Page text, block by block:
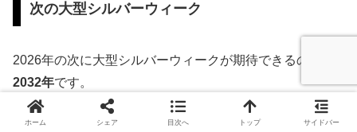
次の大型シルバーウィーク
2026年の次に大型シルバーウィークが期待できるのは
2032年です。
シルバーウィークは数年に一度しか発生しないため、
ホーム シェア 目次へ トップ サイドバー